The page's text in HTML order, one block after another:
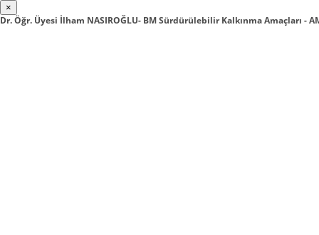
×
Dr. Öğr. Üyesi İlham NASIROĞLU- BM Sürdürülebilir Kalkınma Amaçları -